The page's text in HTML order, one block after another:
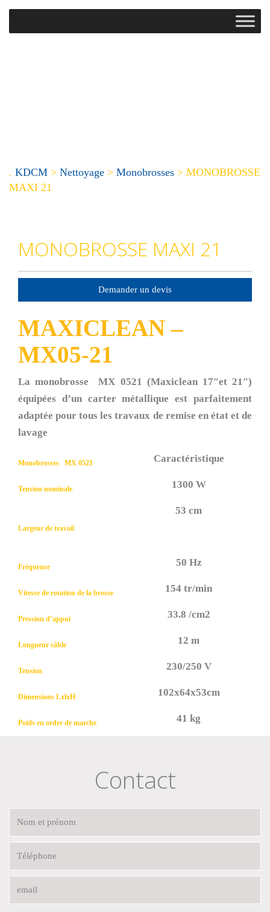
. KDCM > Nettoyage > Monobrosses > MONOBROSSE
MAXI 21
MONOBROSSE MAXI 21
Demander un devis
MAXICLEAN –
MX05-21
La monobrosse MX 0521 (Maxiclean 17″et 21″)
équipées d’un carter métallique est parfaitement
adaptée pour tous les travaux de remise en état et de
lavage
Monobrosses MX 0521 Caractéristique
Tension nominale 1300 W
Largeur de travail
53 cm
Fréquence 50 Hz
Vitesse de rotation de la brosse 154 tr/min
Pression d’appui 33.8 /cm2
Longueur câble 12 m
Tension 230/250 V
Dimensions LxlxH 102x64x53cm
Poids en ordre de marche 41 kg
Contact